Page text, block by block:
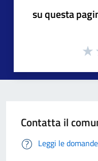
su questa
Contatta il
Leggi le